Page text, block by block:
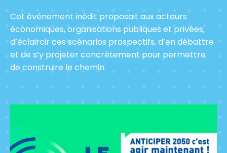
Cet événement inédit proposait aux acteurs
économiques, organisations publiques et privées,
d’éclaircir ces scénarios prospectifs, d’en débattre
et de s’y projeter concrètement pour permettre
de construire le chemin.